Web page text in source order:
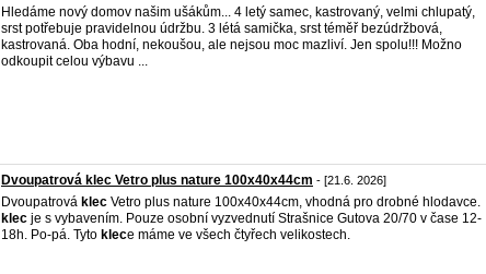
Hledáme nový domov našim ušákům... 4 letý samec, kastrovaný, velmi chlupatý,
srst potřebuje pravidelnou údržbu. 3 létá samička, srst téměř bezúdržbová,
kastrovaná. Oba hodní, nekoušou, ale nejsou moc mazliví. Jen spolu!!! Možno
odkoupit celou výbavu ...
Dvoupatrová klec Vetro plus nature 100x40x44cm - [21.6. 2026]
Dvoupatrová klec Vetro plus nature 100x40x44cm, vhodná pro drobné hlodavce.
klec je s vybavením. Pouze osobní vyzvednutí Strašnice Gutova 20/70 v čase 12-
18h. Po-pá. Tyto klece máme ve všech čtyřech velikostech.